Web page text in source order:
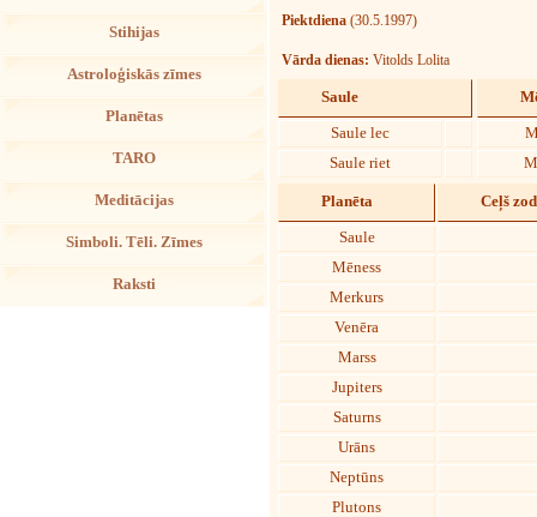
Stihijas
Astroloģiskās zīmes
Planētas
TARO
Meditācijas
Simboli. Tēli. Zīmes
Raksti
Piektdiena (30.5.1997)
Vārda dienas: Vitolds Lolita
Saule
Saule lec
Saule riet
Planēta Ceļš
Saule
Mēness
Merkurs
Venēra
Marss
Jupiters
Saturns
Urāns
Neptūns
Plutons